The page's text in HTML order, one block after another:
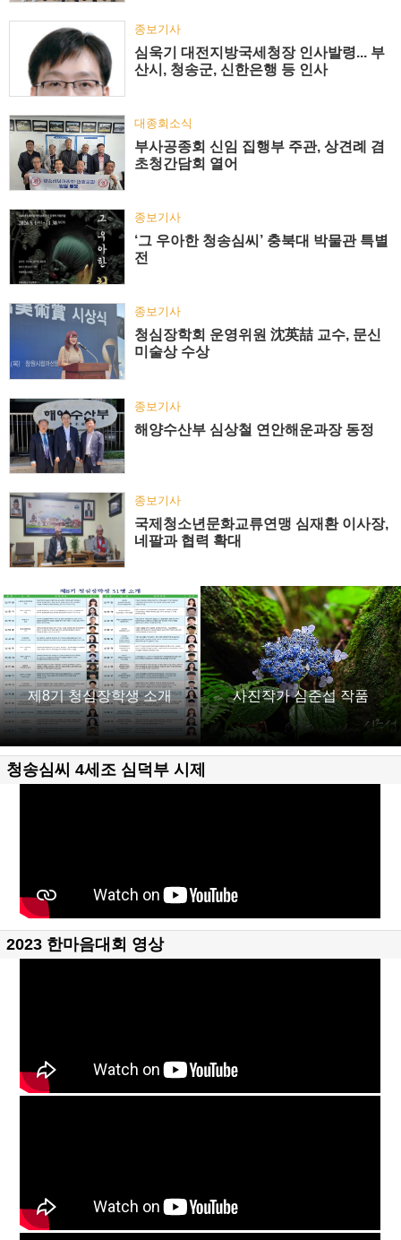
종보기사
심욱기 대전지방국세청장 인사발령... 부
산시, 청송군, 신한은행 등 인사
대종회소식
부사공종회 신임 집행부 주관, 상견례 겸
초청간담회 열어
종보기사
‘그 우아한 청송심씨’ 충북대 박물관 특별
전
종보기사
청심장학회 운영위원 沈英喆 교수, 문신
미술상 수상
종보기사
해양수산부 심상철 연안해운과장 동정
종보기사
국제청소년문화교류연맹 심재환 이사장,
네팔과 협력 확대
제8기 청심장학생 소개 사진작가 심준섭 작품
청송심씨 4세조 심덕부 시제
2023 한마음대회 영상